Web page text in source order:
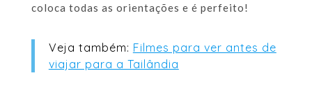
coloca todas as orientações e é perfeito!
Veja também: Filmes para ver antes de
viajar para a Tailândia